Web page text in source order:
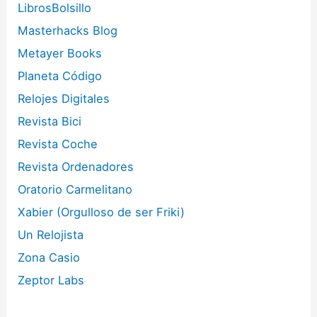
LibrosBolsillo
Masterhacks Blog
Metayer Books
Planeta Código
Relojes Digitales
Revista Bici
Revista Coche
Revista Ordenadores
Oratorio Carmelitano
Xabier (Orgulloso de ser Friki)
Un Relojista
Zona Casio
Zeptor Labs